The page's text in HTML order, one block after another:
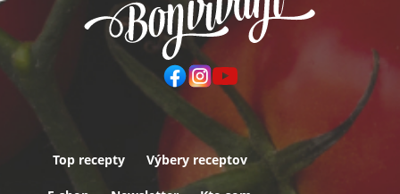
Päta
Top recepty Výbery receptov